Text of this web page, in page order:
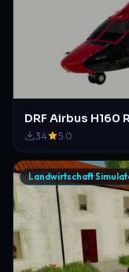
DRF Airbus
34 5.0
Landwirtschaft